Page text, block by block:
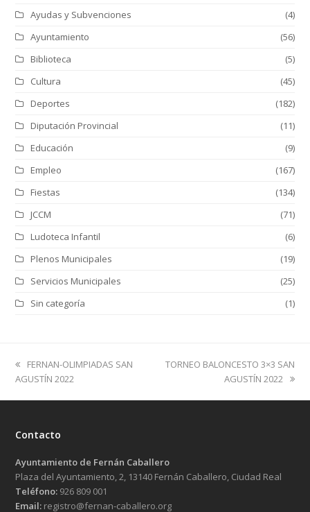
Ayudas y Subvenciones
(4)
Ayuntamiento
(56)
Biblioteca
(5)
Cultura
(45)
Deportes
(182)
Diputación Provincial
(11)
Educación
(9)
Empleo
(167)
Fiestas
(134)
JCCM
(71)
Ludoteca Infantil
(6)
Plenos Municipales
(19)
Servicios Municipales
(25)
Sin categoría
(1)
previous
post:
FERNAN-OLIMPIADAS SAN
AGUSTÍN 2022
next
TORNEO BALONCESTO 3×3 SAN
AGUSTÍN 2022
Contacto
Ayuntamiento de Fernán Caballero
Plaza del Ayuntamiento, 2, 13140 Fernán Caballero, Ciudad Real
Teléfono: 926 809 001
Email: registro@fernan-caballero.org